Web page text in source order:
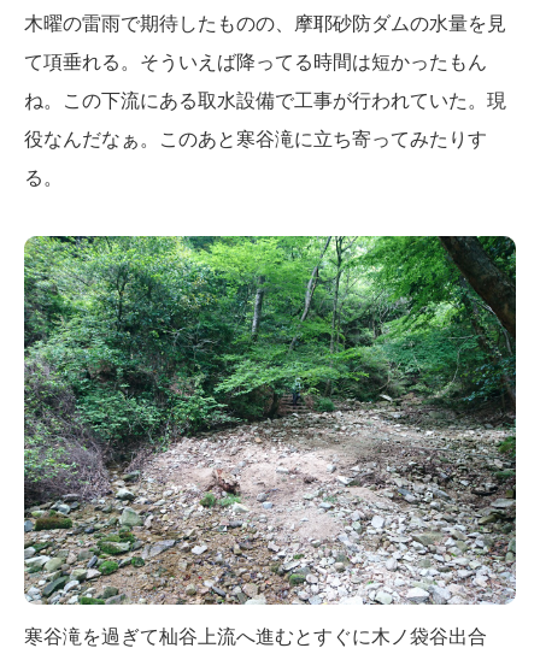
木曜の雷雨で期待したものの、摩耶砂防ダムの水量を見
て項垂れる。そういえば降ってる時間は短かったもん
ね。この下流にある取水設備で工事が行われていた。現
役なんだなぁ。このあと寒谷滝に立ち寄ってみたりす
る。
寒谷滝を過ぎて杣谷上流へ進むとすぐに木ノ袋谷出合